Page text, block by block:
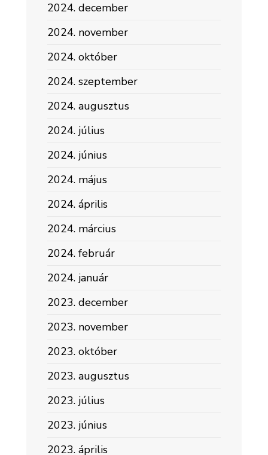
2024. december
2024. november
2024. október
2024. szeptember
2024. augusztus
2024. július
2024. június
2024. május
2024. április
2024. március
2024. február
2024. január
2023. december
2023. november
2023. október
2023. augusztus
2023. július
2023. június
2023. április